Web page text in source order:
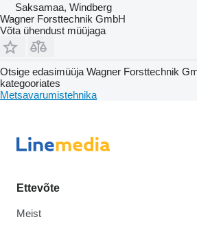
Saksamaa, Windberg
Wagner Forsttechnik GmbH
Võta ühendust müüjaga
Otsige edasimüüja Wagner Forsttechnik
kategooriates
Metsavarumistehnika
Ettevõte
Meist